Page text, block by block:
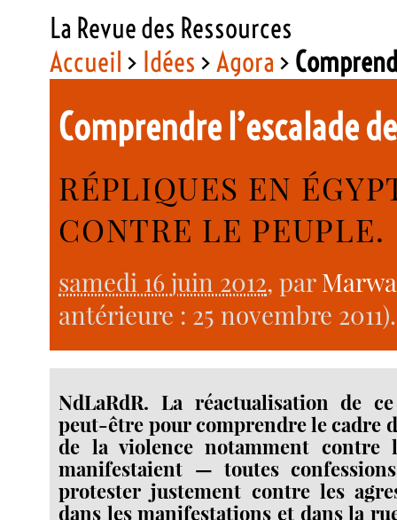
La Revue des Ressources
Accueil > Idées >Agora >
Comprendre l’escalade
RÉPLIQUES EN
CONTRE LE PEUPLE.
samedi 16 juin 2012, par
antérieure : 25 novembre 2011).
NdLaRdR. La réactualisation de
peut-être pour comprendre le cadre
de la violence notamment contre
manifestaient — toutes
protester justement contre les
dans les manifestations et dans la